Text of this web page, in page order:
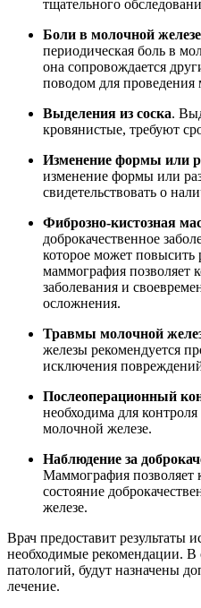
тщательного
Боли в молочной
периодическая боль в
она сопровождается
поводом для
Выделения из соска.
кровянистые, требуют
Изменение формы или
изменение формы или
свидетельствовать о
Фиброзно-кистозная
доброкачественное
которое может повысить
маммография позволяет
заболевания и
осложнения.
Травмы молочной
железы рекомендуется
исключения
Послеоперационный
необходима для
молочной железе.
Наблюдение за
Маммография позволяет
состояние
железе.
Врач предоставит результаты
необходимые рекомендации. В
патологий, будут назначены
лечение.